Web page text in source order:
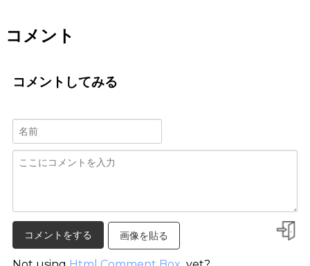
コメント
コメントしてみる
画像を貼る